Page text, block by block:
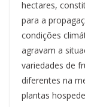
hectares,
para a
condições
agravam a
variedades de
diferentes na
plantas